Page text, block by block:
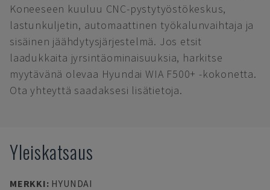
Koneeseen kuuluu CNC-pystytyöstökeskus,
lastunkuljetin, automaattinen työkalunvaihtaja ja
sisäinen jäähdytysjärjestelmä. Jos etsit
laadukkaita jyrsintäominaisuuksia, harkitse
myytävänä olevaa Hyundai WIA F500+ -kokonetta.
Ota yhteyttä saadaksesi lisätietoja.
Yleiskatsaus
MERKKI: HYUNDAI